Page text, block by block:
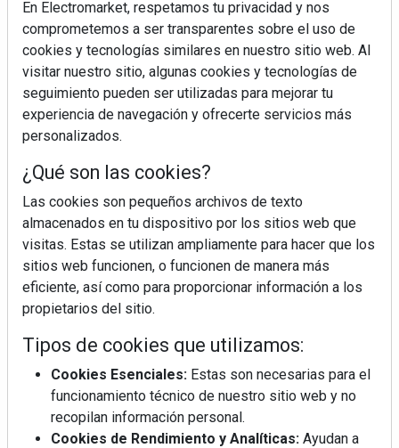
REVISTA 378
En Electromarket, respetamos tu privacidad y nos
comprometemos a ser transparentes sobre el uso de
cookies y tecnologías similares en nuestro sitio web. Al
visitar nuestro sitio, algunas cookies y tecnologías de
seguimiento pueden ser utilizadas para mejorar tu
experiencia de navegación y ofrecerte servicios más
personalizados.
¿Qué son las cookies?
Las cookies son pequeños archivos de texto
almacenados en tu dispositivo por los sitios web que
visitas. Estas se utilizan ampliamente para hacer que los
sitios web funcionen, o funcionen de manera más
eficiente, así como para proporcionar información a los
propietarios del sitio.
Tipos de cookies que utilizamos:
Cookies Esenciales: Estas son necesarias para el
funcionamiento técnico de nuestro sitio web y no
recopilan información personal.
Cookies de Rendimiento y Analíticas: Ayudan a